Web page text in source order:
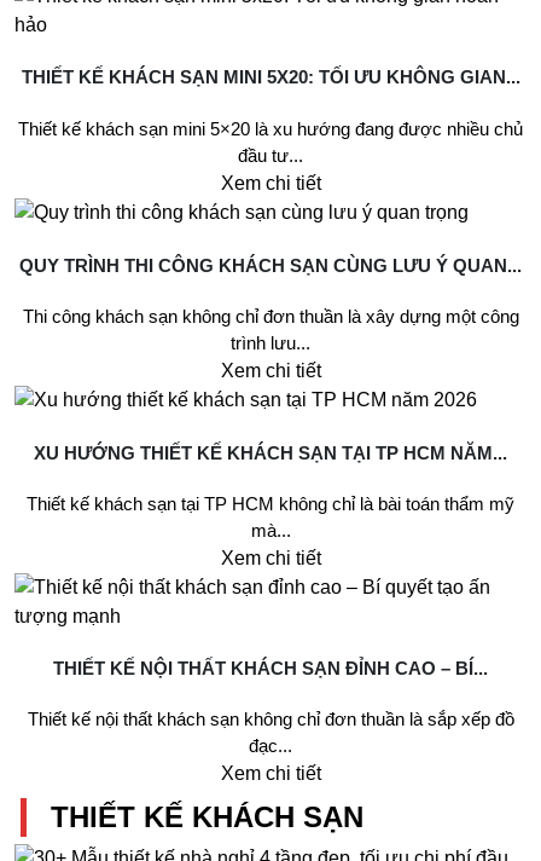
THIẾT KẾ KHÁCH SẠN MINI 5X20: TỐI ƯU KHÔNG GIAN...
Thiết kế khách sạn mini 5×20 là xu hướng đang được nhiều chủ
đầu tư...
Xem chi tiết
QUY TRÌNH THI CÔNG KHÁCH SẠN CÙNG LƯU Ý QUAN...
Thi công khách sạn không chỉ đơn thuần là xây dựng một công
trình lưu...
Xem chi tiết
XU HƯỚNG THIẾT KẾ KHÁCH SẠN TẠI TP HCM NĂM...
Thiết kế khách sạn tại TP HCM không chỉ là bài toán thẩm mỹ
mà...
Xem chi tiết
THIẾT KẾ NỘI THẤT KHÁCH SẠN ĐỈNH CAO – BÍ...
Thiết kế nội thất khách sạn không chỉ đơn thuần là sắp xếp đồ
đạc...
Xem chi tiết
THIẾT KẾ KHÁCH SẠN